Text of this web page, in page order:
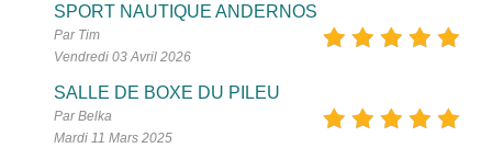
SPORT NAUTIQUE ANDERNOS
Par Tim
Vendredi 03 Avril 2026
SALLE DE BOXE DU PILEU
Par Belka
Mardi 11 Mars 2025